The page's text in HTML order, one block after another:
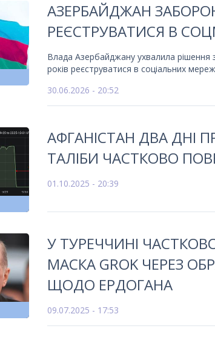
АЗЕРБАЙДЖАН
РЕЄСТРУВАТИСЯ В
Влада Азербайджану ухвалила рішення
років реєструватися в соціальних
30.06.2026 - 20:52
АФГАНІСТАН ДВА ДНІ
ТАЛІБИ ЧАСТКОВО
01.10.2025 - 20:39
У ТУРЕЧЧИНІ
МАСКА GROK ЧЕРЕЗ
ЩОДО ЕРДОГАНА
09.07.2025 - 17:53